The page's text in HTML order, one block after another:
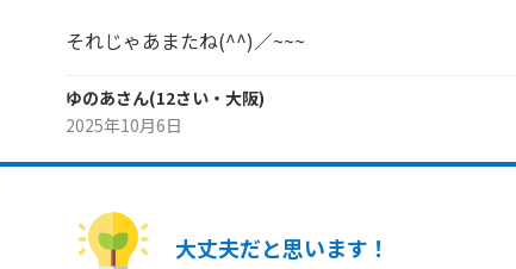
それじゃあまたね(^^)／~~~
ゆのあさん(12さい・ 大阪)
2025年10月6日
大丈夫だと思います！